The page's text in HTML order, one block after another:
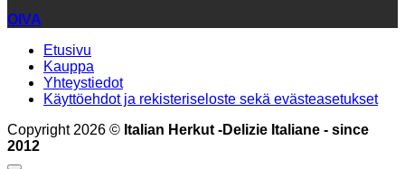
OIVA
Etusivu
Kauppa
Yhteystiedot
Käyttöehdot ja rekisteriseloste sekä evästeasetukset
Copyright 2026 © Italian Herkut -Delizie Italiane - since
2012